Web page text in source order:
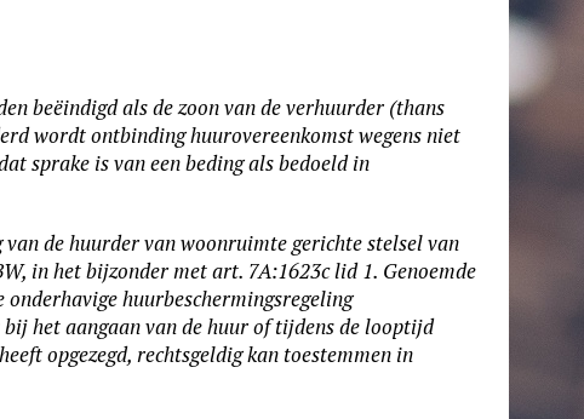
beëindigd als de zoon van de verhuurder (thans
wordt ontbinding huurovereenkomst wegens niet
sprake is van een beding als bedoeld in
de huurder van woonruimte gerichte stelsel van
in het bijzonder met art. 7A:1623c lid 1. Genoemde
huurbeschermingsregeling
het aangaan van de huur of tijdens de looptijd
opgezegd, rechtsgeldig kan toestemmen in